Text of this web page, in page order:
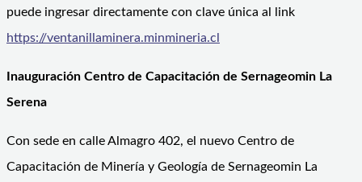
puede ingresar directamente con clave única al link
https://ventanillaminera.minmineria.cl
Inauguración Centro de Capacitación de Sernageomin La
Serena
Con sede en calle Almagro 402, el nuevo Centro de
Capacitación de Minería y Geología de Sernageomin La